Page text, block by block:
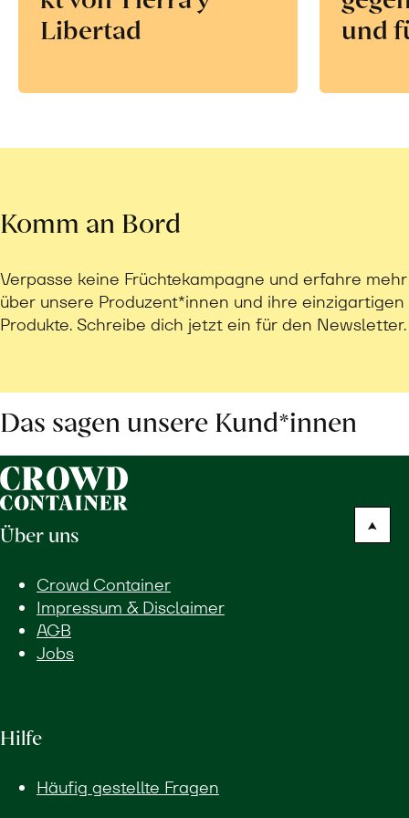
Libertad
und
Komm an Bord
Verpasse keine Früchtekampagne und erfahre mehr
über unsere Produzent*innen und ihre einzigartigen
Produkte. Schreibe dich jetzt ein für den Newsletter.
Das sagen unsere Kund*innen
Über uns
Crowd Container
Impressum & Disclaimer
AGB
Jobs
Hilfe
Häufig gestellte Fragen